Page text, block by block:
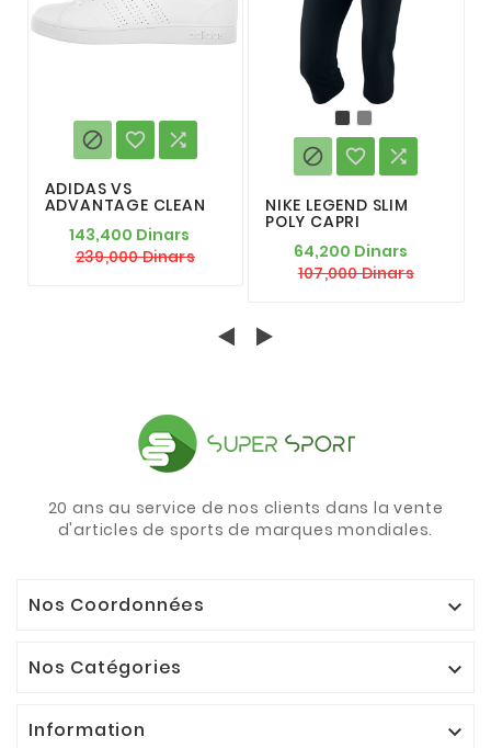
  
ADIDAS VS
ADVANTAGE CLEAN
143,400 Dinars
239,000 Dinars
  
NIKE LEGEND SLIM
POLY CAPRI
64,200 Dinars
107,000 Dinars
20 ans au service de nos clients dans la vente
d'articles de sports de marques mondiales.
Nos Coordonnées 
Nos Catégories 
Information 